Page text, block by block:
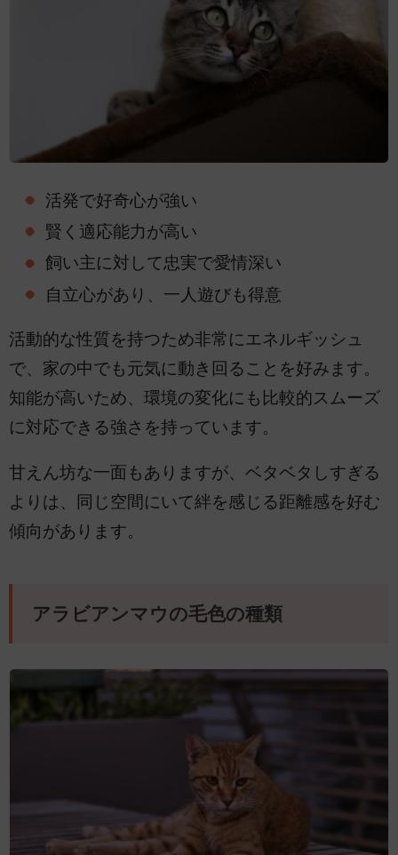
活発で好奇心が強い
賢く適応能力が高い
飼い主に対して忠実で愛情深い
自立心があり、一人遊びも得意
活動的な性質を持つため非常にエネルギッシュ
で、家の中でも元気に動き回ることを好みます。
知能が高いため、環境の変化にも比較的スムーズ
に対応できる強さを持っています。
甘えん坊な一面もありますが、ベタベタしすぎる
よりは、同じ空間にいて絆を感じる距離感を好む
傾向があります。
アラビアンマウの毛色の種類